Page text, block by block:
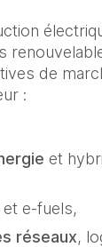
de
:
et
et e-fuels,
réseaux,